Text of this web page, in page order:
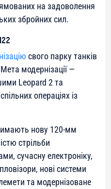
на задоволення
збройних сил.
свого парку танків
модернізації —
Leopard 2 та
операціях із
нову 120-мм
стрільби
сучасну електроніку,
нові системи
та модернізоване